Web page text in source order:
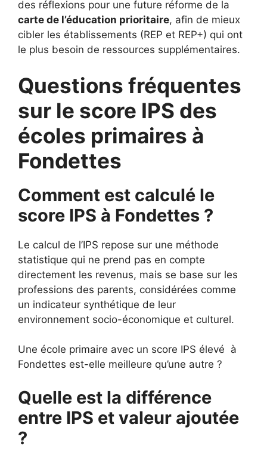
des réflexions pour une future réforme de la
carte de l’éducation prioritaire, afin de mieux
cibler les établissements (REP et REP+) qui ont
le plus besoin de ressources supplémentaires.
Questions fréquentes
sur le score IPS des
écoles primaires à
Fondettes
Comment est calculé le
score IPS à Fondettes ?
Le calcul de l’IPS repose sur une méthode
statistique qui ne prend pas en compte
directement les revenus, mais se base sur les
professions des parents, considérées comme
un indicateur synthétique de leur
environnement socio-économique et culturel.
Une école primaire avec un score IPS élevé à
Fondettes est-elle meilleure qu’une autre ?
Quelle est la différence
entre IPS et valeur ajoutée
?